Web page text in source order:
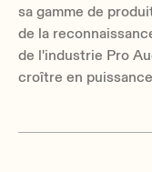
sa gamme de
de la
de l'industrie Pro
croître en